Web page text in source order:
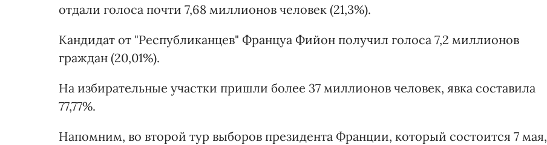
отдали голоса почти 7,68 миллионов человек (21,3%).
Кандидат от "Республиканцев" Француа Фийон получил голоса 7,2 миллионов
граждан (20,01%).
На избирательные участки пришли более 37 миллионов человек, явка составила
77,77%.
Напомним, во второй тур выборов президента Франции, который состоится 7 мая,